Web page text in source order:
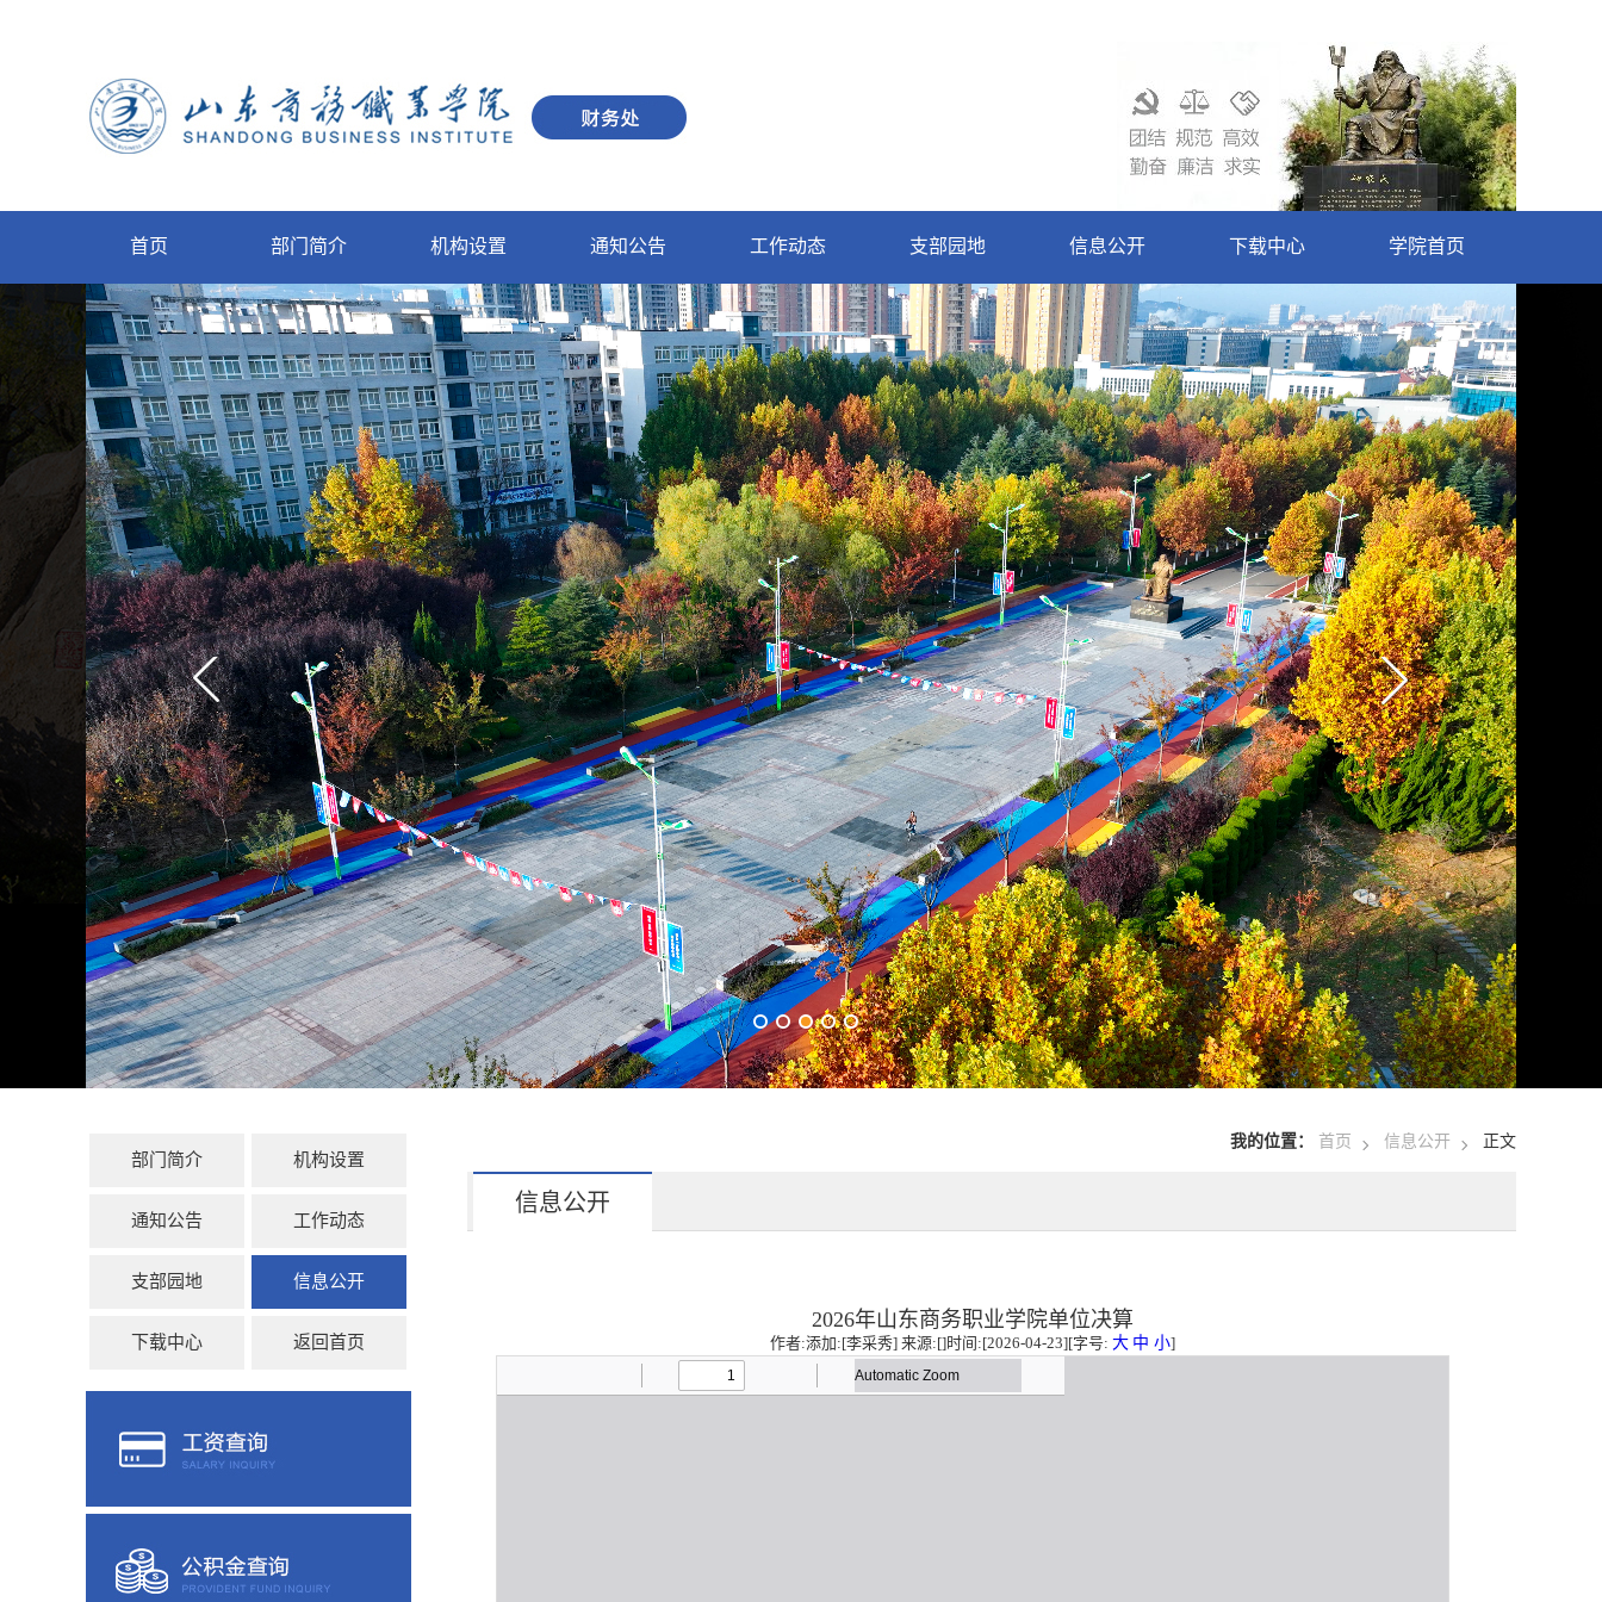
首页 部门简介 机构设置 通知公告 工作动态 支部园地 信息公开 下载中心 学院首页
部门简介 机构设置
通知公告 工作动态
支部园地 信息公开
下载中心 返回首页
我的位置： 首页 信息公开 正文
信息公开
2026年山东商务职业学院单位决算
作者:添加:[李采秀] 来源:[]时间:[2026-04-23][字号: 大 中 小]